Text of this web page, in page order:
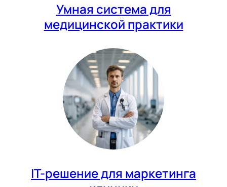
Умная система для
медицинской практики
IT-решение для маркетинга